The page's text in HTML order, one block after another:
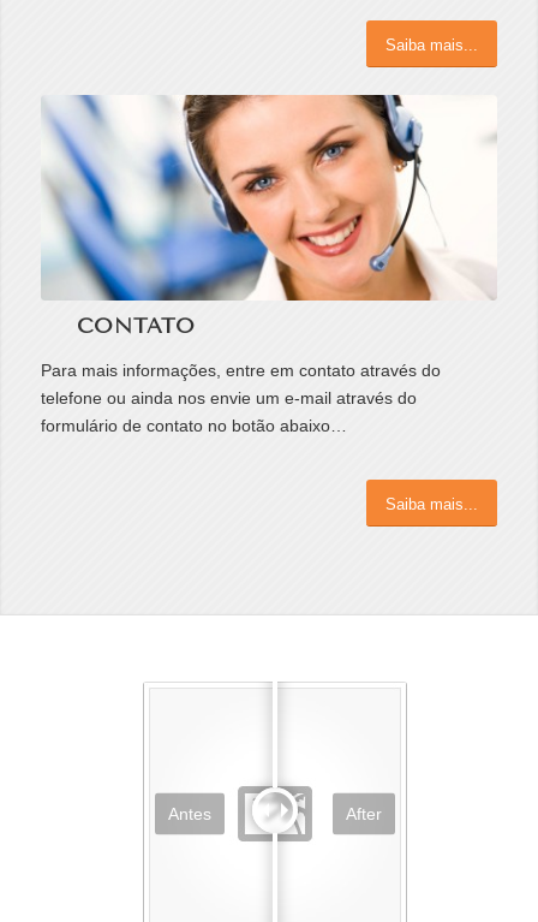
Saiba mais...
CONTATO
Para mais informações, entre em contato através do
telefone ou ainda nos envie um e-mail através do
formulário de contato no botão abaixo…
Saiba mais...
Antes After